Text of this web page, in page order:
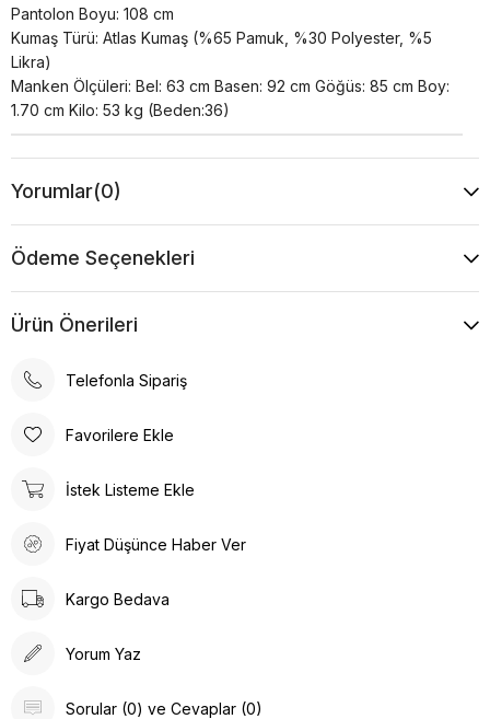
Pantolon Boyu: 108 cm
Kumaş Türü: Atlas Kumaş (%65 Pamuk, %30 Polyester, %5
Likra)
Manken Ölçüleri: Bel: 63 cm Basen: 92 cm Göğüs: 85 cm Boy:
1.70 cm Kilo: 53 kg (Beden:36)
Yorumlar(0)
Ödeme Seçenekleri
Ürün Önerileri
Telefonla Sipariş
Favorilere Ekle
İstek Listeme Ekle
Fiyat Düşünce Haber Ver
Kargo Bedava
Yorum Yaz
Sorular (0) ve Cevaplar (0)